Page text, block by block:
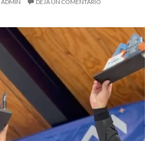
ADMIN DEJA UN COMENTARIO